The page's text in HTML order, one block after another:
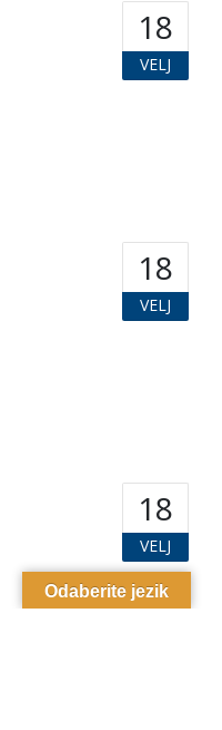
18
VELJ
18
VELJ
18
VELJ
Odaberite jezik